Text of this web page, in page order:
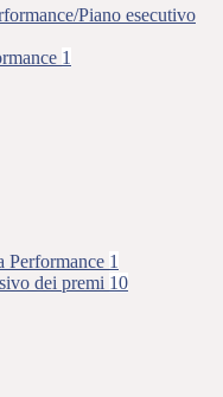
Piano esecutivo
1
Performance 1
dei premi 10